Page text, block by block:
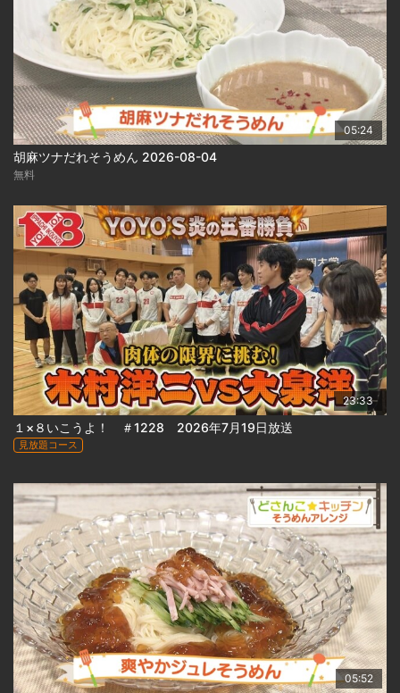
05:24
胡麻ツナだれそうめん 2026-08-04
無料
23:33
１×８いこうよ！ ＃1228 2026年7月19日放送
見放題コース
05:52